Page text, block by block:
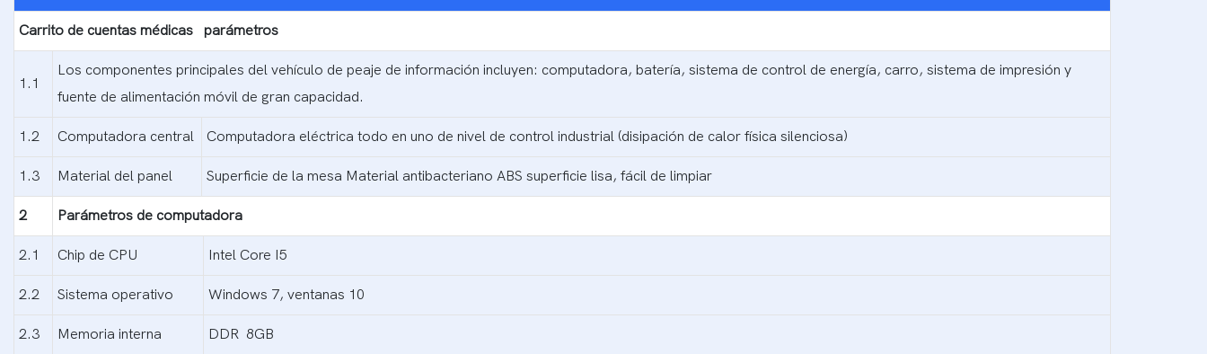
Carrito de cuentas médicas parámetros
1.1
Los componentes principales del vehículo de peaje de información incluyen: computadora, batería, sistema de control de energía, carro, sistema de impresión y
fuente de alimentación móvil de gran capacidad.
1.2 Computadora central Computadora eléctrica todo en uno de nivel de control industrial (disipación de calor física silenciosa)
1.3 Material del panel Superficie de la mesa Material antibacteriano ABS superficie lisa, fácil de limpiar
2 Parámetros de computadora
2.1 Chip de CPU Intel Core I5
2.2 Sistema operativo Windows 7, ventanas 10
2.3 Memoria interna DDR 8GB